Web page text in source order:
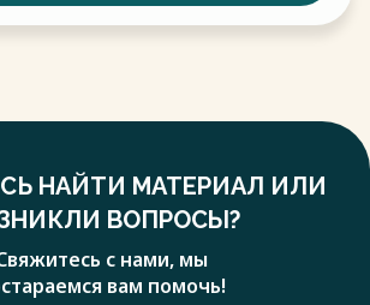
НАЙТИ МАТЕРИАЛ ИЛИ
ВОПРОСЫ?
с нами, мы
вам помочь!